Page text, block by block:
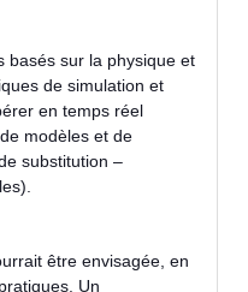
basés sur la physique et
de simulation et
en temps réel
modèles et de
substitution –
être envisagée, en
Un